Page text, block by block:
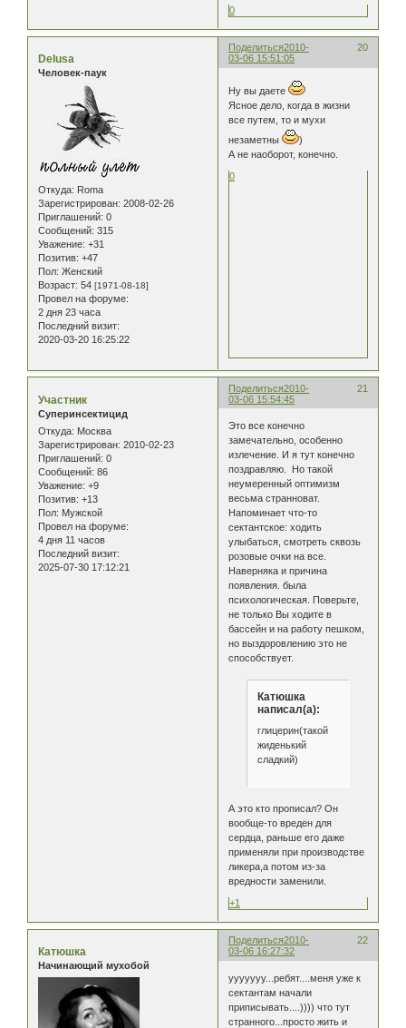
0
Поделиться 20
2010-
03-06 15:51:05
Delusa
Человек-паук
Откуда: Roma
Зарегистрирован: 2008-02-26
Приглашений: 0
Сообщений: 315
Уважение: +31
Позитив: +47
Пол: Женский
Возраст: 54 [1971-08-18]
Провел на форуме:
2 дня 23 часа
Последний визит:
2020-03-20 16:25:22
Ну вы даете
Ясное дело, когда в жизни
все путем, то и мухи
незаметны
)
А не наоборот, конечно.
0
Поделиться 21
2010-
03-06 15:54:45
Участник
Суперинсектицид
Откуда: Москва
Зарегистрирован: 2010-02-23
Приглашений: 0
Сообщений: 86
Уважение: +9
Позитив: +13
Пол: Мужской
Провел на форуме:
4 дня 11 часов
Последний визит:
2025-07-30 17:12:21
Это все конечно
замечательно, особенно
излечение. И я тут конечно
поздравляю. Но такой
неумеренный оптимизм
весьма странноват.
Напоминает что-то
сектантское: ходить
улыбаться, смотреть сквозь
розовые очки на все.
Наверняка и причина
появления. была
психологическая. Поверьте,
не только Вы ходите в
бассейн и на работу пешком,
но выздоровлению это не
способствует.
Катюшка
написал(а):
глицерин(такой
жиденький
сладкий)
А это кто прописал? Он
вообще-то вреден для
сердца, раньше его даже
применяли при производстве
ликера,а потом из-за
вредности заменили.
+1
Поделиться 22
2010-
03-06 16:27:32
Катюшка
Начинающий мухобой
ууууууу...ребят....меня уже к
сектантам начали
приписывать....)))) что тут
странного...просто жить и